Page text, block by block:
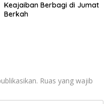
Keajaiban Berbagi di Jumat
Berkah
Ruas yang wajib